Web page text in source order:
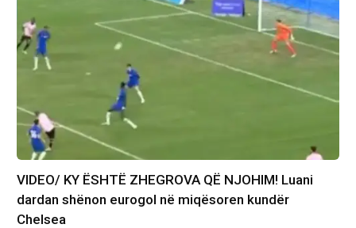
VIDEO/ KY ËSHTË ZHEGROVA QË NJOHIM! Luani
dardan shënon eurogol në miqësoren kundër
Chelsea